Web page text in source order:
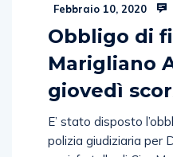
Febbraio 10, 2020
Obbligo di
Marigliano
giovedì
E’ stato disposto